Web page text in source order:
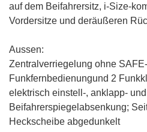
auf dem Beifahrersitz, i-Size-
Vordersitze und deräußeren
Aussen:
Zentralverriegelung ohne
Funkfernbedienungund 2
elektrisch einstell-, anklapp-
Beifahrerspiegelabsenkung;
Heckscheibe abgedunkelt